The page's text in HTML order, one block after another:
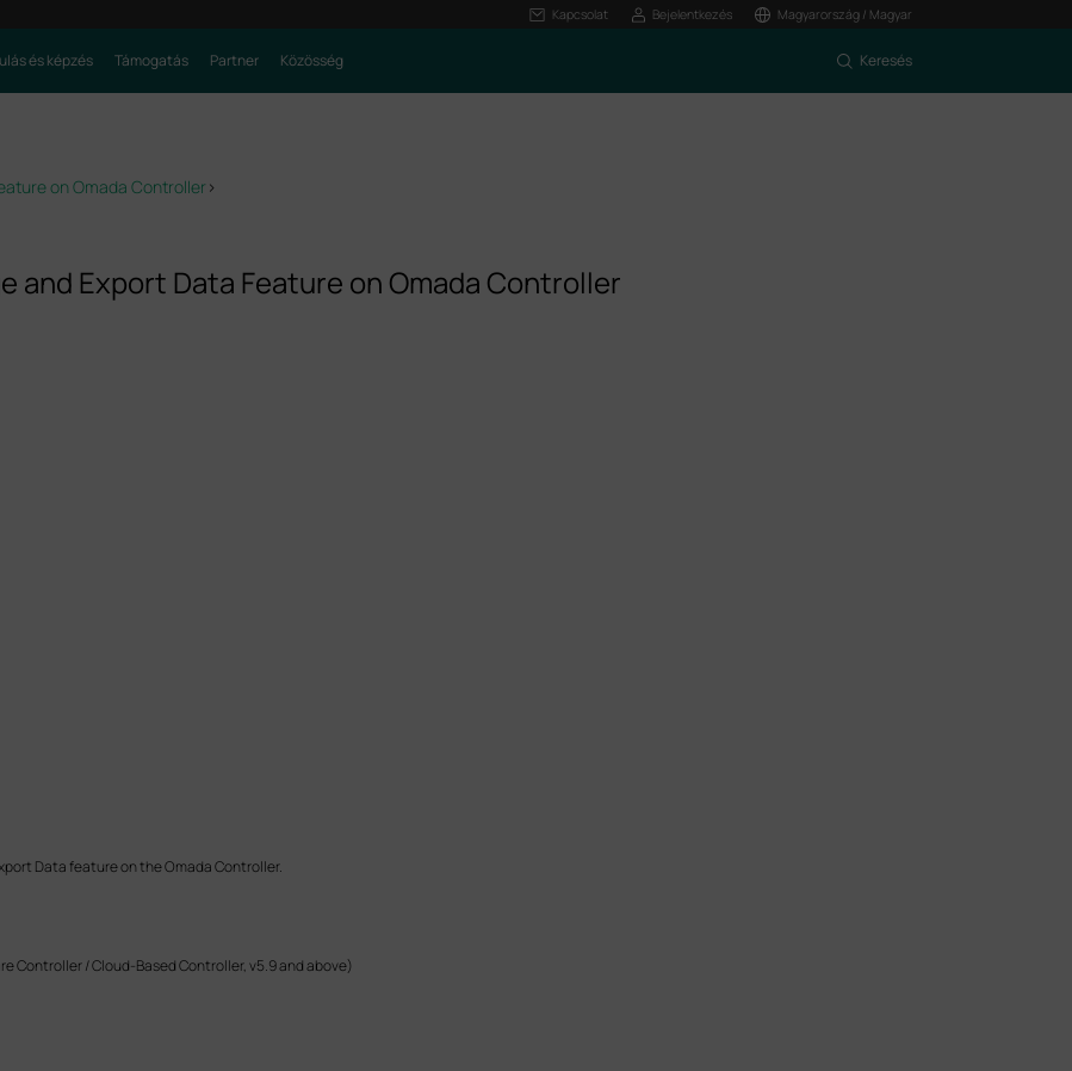
Kapcsolat Bejelentkezés Magyarország / Magyar
és képzés Támogatás Partner Közösség Keresés
on Omada Controller >
and Export Data Feature on Omada Controller
Data feature on the Omada Controller.
Controller / Cloud-Based Controller, v5.9 and above)